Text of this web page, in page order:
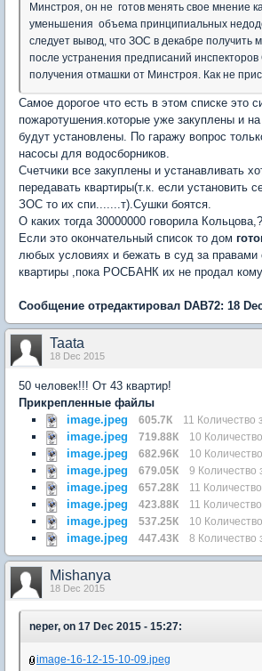
Минстроя, он не готов менять свое мнение
уменьшения объема принципиальных
следует вывод, что ЗОС в декабре получить
после устранения предписаний
получения отмашки от Минстроя. Как не
Самое дорогое что есть в этом списке это
пожаротушения.которые уже закуплены и
будут установлены. По гаражу вопрос
насосы для водосборников.
Счетчики все закуплены и устанавливать
передавать квартиры(т.к. если установить
ЗОС то их спи.......т).Сушки боятся.
О каких тогда 30000000 говорила Кольцова,?
Если это окончательный список то дом
любых условиях и бежать в суд за правами
квартиры ,пока РОСБАНК их не продал
Сообщение отредактировал DAB72: 18
Taata
18 Dec 2015
50 человек!!! От 43 квартир!
Прикрепленные файлы
image.jpeg
605.7К 11 Количество
image.jpeg 719.88К 10
image.jpeg 682.96К 10
image.jpeg 679.05К 9 Количество
image.jpeg 657.28К 11 Количество
image.jpeg 423.88К 11 Количество
image.jpeg 537.25К 10
image.jpeg 447.43К 8 Количество
Mishanya
18 Dec 2015
neper, on 17 Dec 2015 - 15:27:
image-16-12-15-10-09.jpeg